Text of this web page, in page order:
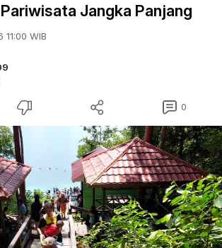
Jangka Panjang
WIB
0